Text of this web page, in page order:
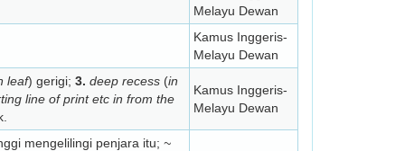
Melayu Dewan
Kamus Inggeris-
Melayu Dewan
leaf) gerigi; 3. deep recess (in
line of print etc in from the
Kamus Inggeris-
Melayu Dewan
mengelilingi penjara itu; ~